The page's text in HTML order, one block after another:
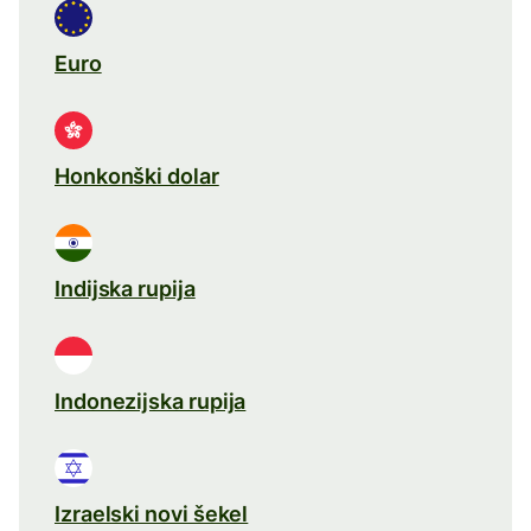
Euro
Honkonški dolar
Indijska rupija
Indonezijska rupija
Izraelski novi šekel